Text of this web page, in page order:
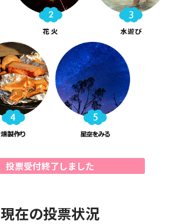
投票受付終了しました
現在の投票状況